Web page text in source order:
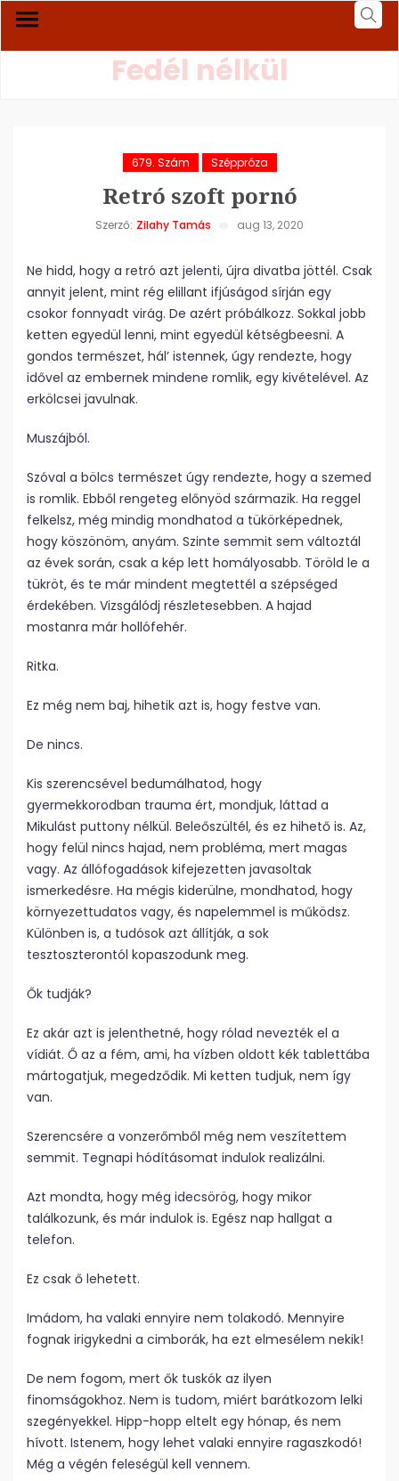
Fedél nélkül
679. Szám Széppróza
Retró szoft pornó
Szerző: Zilahy Tamás aug 13, 2020
Ne hidd, hogy a retró azt jelenti, újra divatba jöttél. Csak
annyit jelent, mint rég elillant ifjúságod sírján egy
csokor fonnyadt virág. De azért próbálkozz. Sokkal jobb
ketten egyedül lenni, mint egyedül kétségbeesni. A
gondos természet, hál’ istennek, úgy rendezte, hogy
idővel az embernek mindene romlik, egy kivételével. Az
erkölcsei javulnak.
Muszájból.
Szóval a bölcs természet úgy rendezte, hogy a szemed
is romlik. Ebből rengeteg előnyöd származik. Ha reggel
felkelsz, még mindig mondhatod a tükörképednek,
hogy köszönöm, anyám. Szinte semmit sem változtál
az évek során, csak a kép lett homályosabb. Töröld le a
tükröt, és te már mindent megtettél a szépséged
érdekében. Vizsgálódj részletesebben. A hajad
mostanra már hollófehér.
Ritka.
Ez még nem baj, hihetik azt is, hogy festve van.
De nincs.
Kis szerencsével bedumálhatod, hogy
gyermekkorodban trauma ért, mondjuk, láttad a
Mikulást puttony nélkül. Beleőszültél, és ez hihető is. Az,
hogy felül nincs hajad, nem probléma, mert magas
vagy. Az állófogadások kifejezetten javasoltak
ismerkedésre. Ha mégis kiderülne, mondhatod, hogy
környezettudatos vagy, és napelemmel is működsz.
Különben is, a tudósok azt állítják, a sok
tesztoszterontól kopaszodunk meg.
Ők tudják?
Ez akár azt is jelenthetné, hogy rólad nevezték el a
vídiát. Ő az a fém, ami, ha vízben oldott kék tablettába
mártogatjuk, megedződik. Mi ketten tudjuk, nem így
van.
Szerencsére a vonzerőmből még nem veszítettem
semmit. Tegnapi hódításomat indulok realizálni.
Azt mondta, hogy még idecsörög, hogy mikor
találkozunk, és már indulok is. Egész nap hallgat a
telefon.
Ez csak ő lehetett.
Imádom, ha valaki ennyire nem tolakodó. Mennyire
fognak irigykedni a cimborák, ha ezt elmesélem nekik!
De nem fogom, mert ők tuskók az ilyen
finomságokhoz. Nem is tudom, miért barátkozom lelki
szegényekkel. Hipp-hopp eltelt egy hónap, és nem
hívott. Istenem, hogy lehet valaki ennyire ragaszkodó!
Még a végén feleségül kell vennem.